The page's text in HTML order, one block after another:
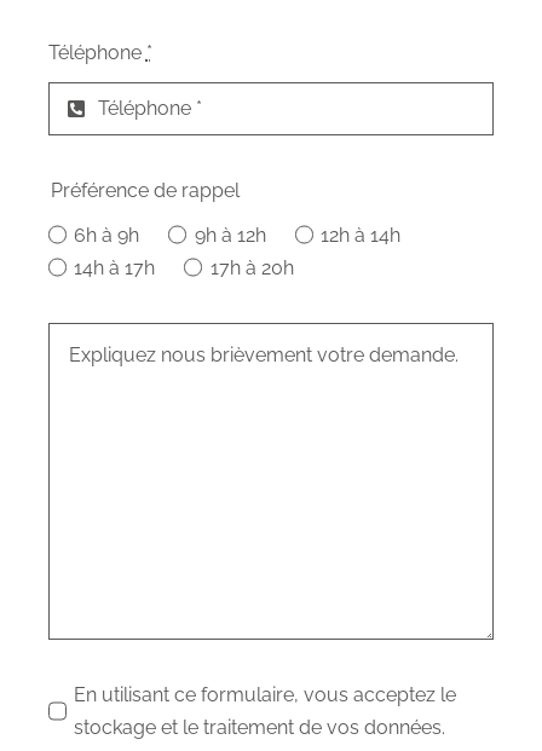
Téléphone *
Préférence de rappel
6h à 9h
9h à 12h
12h à 14h
14h à 17h
17h à 20h
En utilisant ce formulaire, vous acceptez le
stockage et le traitement de vos données.